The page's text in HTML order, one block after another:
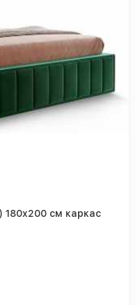
180x200 см каркас